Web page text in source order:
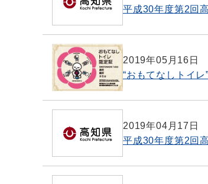
平成30年度第2回
2019年05月16日
“おもてなしトイレ
2019年04月17日
平成30年度第2回